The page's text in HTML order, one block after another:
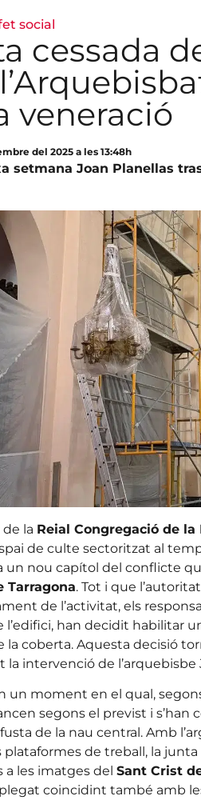
social
cessada
veneració
del 2025 a les 13:48h
setmana Joan Planellas
de la Reial Congregació de la
de culte sectoritzat al
un nou capítol del conflicte
Tarragona. Tot i que
de l’activitat, els
l’edifici, han decidit habilitar
la coberta. Aquesta decisió
intervenció de l’arquebisbe
un moment en el qual,
segons el previst i s’han
de la nau central. Amb
de treball, la
a les imatges del Sant Crist
coincidint també amb